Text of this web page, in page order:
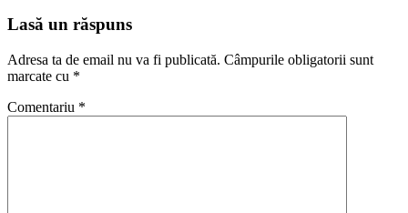
Lasă un răspuns
Adresa ta de email nu va fi publicată. Câmpurile obligatorii sunt
marcate cu *
Comentariu *